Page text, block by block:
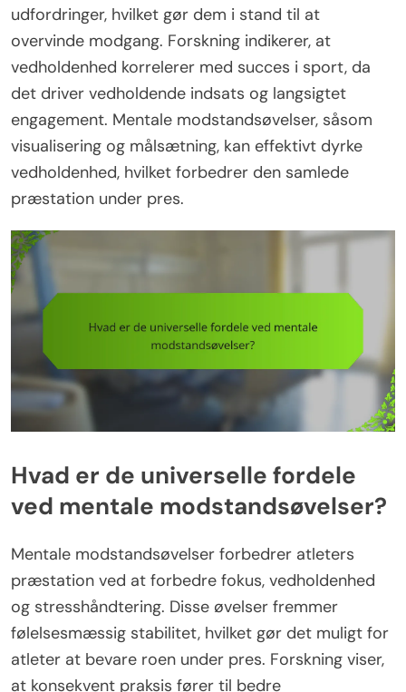
udfordringer, hvilket gør dem i stand til at
overvinde modgang. Forskning indikerer, at
vedholdenhed korrelerer med succes i sport, da
det driver vedholdende indsats og langsigtet
engagement. Mentale modstandsøvelser, såsom
visualisering og målsætning, kan effektivt dyrke
vedholdenhed, hvilket forbedrer den samlede
præstation under pres.
Hvad er de universelle fordele
ved mentale modstandsøvelser?
Mentale modstandsøvelser forbedrer atleters
præstation ved at forbedre fokus, vedholdenhed
og stresshåndtering. Disse øvelser fremmer
følelsesmæssig stabilitet, hvilket gør det muligt for
atleter at bevare roen under pres. Forskning viser,
at konsekvent praksis fører til bedre